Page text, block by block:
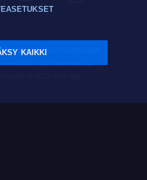
Tietosuoja Evästeasetukset
Saavutettavuus
KAIKKI